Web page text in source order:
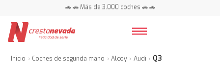
📍 Centros en toda España ⭐
📍 Centros en toda España ⭐
Inicio Coches de segunda mano Alcoy Audi Q3